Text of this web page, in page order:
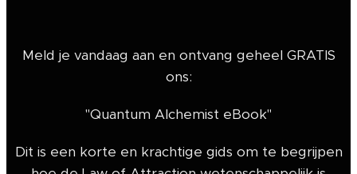
Meld je vandaag aan en ontvang geheel GRATIS
ons:
"Quantum Alchemist eBook"
Dit is een korte en krachtige gids om te begrijpen